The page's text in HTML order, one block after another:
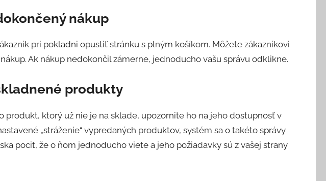
nákup
pri pokladni opustiť stránku s plným košíkom. Môžete zákazníkovi
Ak nákup nedokončil zámerne, jednoducho vašu správu odklikne.
produkty
produkt, ktorý už nie je na sklade, upozornite ho na jeho dostupnosť v
„stráženie“ vypredaných produktov, systém sa o takéto správy
pocit, že o ňom jednoducho viete a jeho požiadavky sú z vašej strany